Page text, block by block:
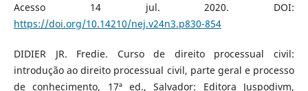
Acesso 14 jul. 2020. DOI:
https://doi.org/10.14210/nej.v24n3.p830-854
DIDIER JR. Fredie. Curso de direito processual civil:
introdução ao direito processual civil, parte geral e processo
de conhecimento, 17ª ed., Salvador: Editora Juspodivm,